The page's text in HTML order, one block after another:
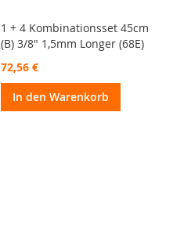
1 + 4 Kombinationsset 45cm
(B) 3/8" 1,5mm Longer (68E)
72,56 €
In den Warenkorb